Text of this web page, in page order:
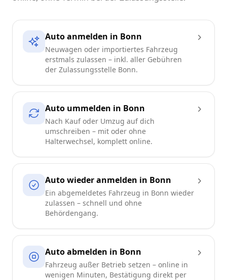
Auto anmelden in Bonn
Neuwagen oder importiertes Fahrzeug
erstmals zulassen – inkl. aller Gebühren
der Zulassungsstelle Bonn.
Auto ummelden in Bonn
Nach Kauf oder Umzug auf dich
umschreiben – mit oder ohne
Halterwechsel, komplett online.
Auto wieder anmelden in Bonn
Ein abgemeldetes Fahrzeug in Bonn wieder
zulassen – schnell und ohne
Behördengang.
Auto abmelden in Bonn
Fahrzeug außer Betrieb setzen – online in
wenigen Minuten, Bestätigung direkt per